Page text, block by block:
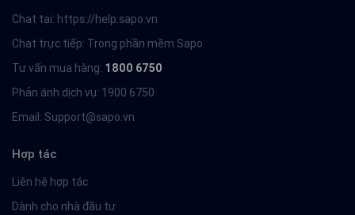
Chat tại: https://help.sapo.vn
Chat trực tiếp: Trong phần mềm Sapo
Tư vấn mua hàng: 1800 6750
Phản ánh dịch vụ: 1900 6750
Email: Support@sapo.vn
Hợp tác
Liên hệ hợp tác
Dành cho nhà đầu tư